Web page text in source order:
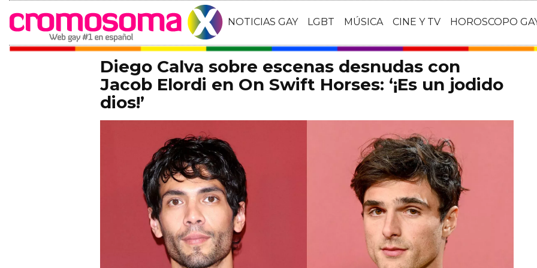
NOTICIAS GAY LGBT MÚSICA CINE Y TV HOROSCOPO
Diego Calva sobre escenas desnudas con
Jacob Elordi en On Swift Horses: ‘¡Es un jodido
dios!’